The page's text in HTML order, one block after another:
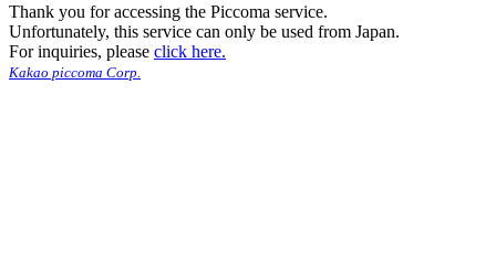
Thank you for accessing the Piccoma service.
Unfortunately, this service can only be used from Japan.
For inquiries, please click here.
Kakao piccoma Corp.